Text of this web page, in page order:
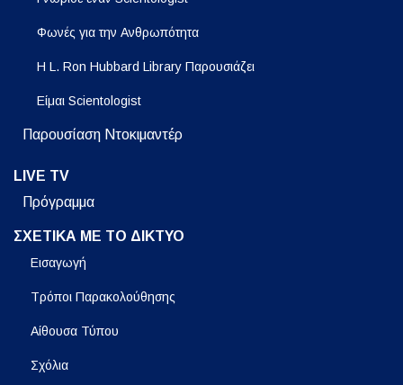
Φωνές για την Ανθρωπότητα
Η L. Ron Hubbard Library Παρουσιάζει
Είμαι Scientologist
Παρουσίαση Ντοκιμαντέρ
LIVE TV
Πρόγραμμα
ΣΧΕΤΙΚΑ ΜΕ ΤΟ ΔΙΚΤΥΟ
Εισαγωγή
Τρόποι Παρακολούθησης
Αίθουσα Τύπου
Σχόλια